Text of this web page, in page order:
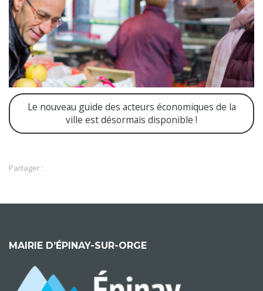
Le nouveau guide des acteurs économiques de la
ville est désormais disponible !
Partager :
MAIRIE D’ÉPINAY-SUR-ORGE